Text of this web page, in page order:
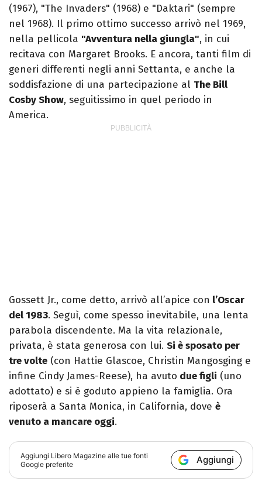
(1967), "The Invaders" (1968) e "Daktari" (sempre
nel 1968). Il primo ottimo successo arrivò nel 1969,
nella pellicola "Avventura nella giungla", in cui
recitava con Margaret Brooks. E ancora, tanti film di
generi differenti negli anni Settanta, e anche la
soddisfazione di una partecipazione al The Bill
Cosby Show, seguitissimo in quel periodo in
America.
Gossett Jr., come detto, arrivò all’apice con l’Oscar
del 1983. Seguì, come spesso inevitabile, una lenta
parabola discendente. Ma la vita relazionale,
privata, è stata generosa con lui. Si è sposato per
tre volte (con Hattie Glascoe, Christin Mangosging e
infine Cindy James-Reese), ha avuto due figli (uno
adottato) e si è goduto appieno la famiglia. Ora
riposerà a Santa Monica, in California, dove è
venuto a mancare oggi.
Aggiungi Libero Magazine alle tue fonti
Google preferite
Aggiungi